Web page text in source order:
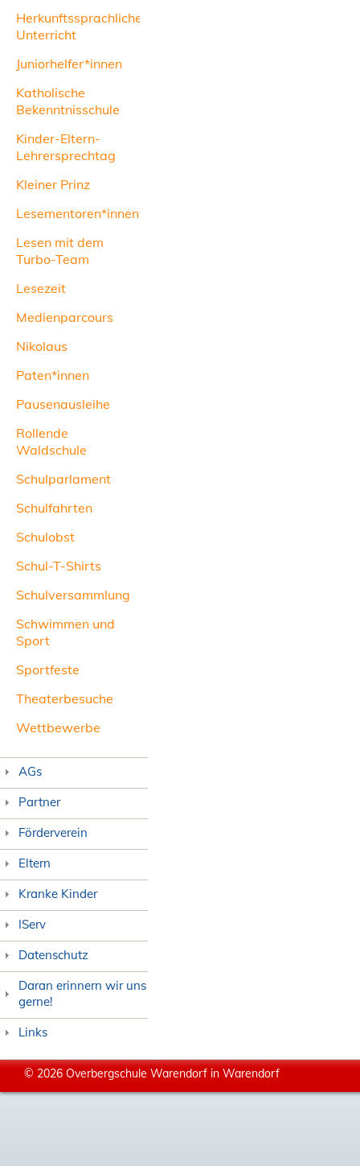
Herkunftssprachlicher
Unterricht
Juniorhelfer*innen
Katholische
Bekenntnisschule
Kinder-Eltern-
Lehrersprechtag
Kleiner Prinz
Lesementoren*innen
Lesen mit dem
Turbo-Team
Lesezeit
Medienparcours
Nikolaus
Paten*innen
Pausenausleihe
Rollende
Waldschule
Schulparlament
Schulfahrten
Schulobst
Schul-T-Shirts
Schulversammlung
Schwimmen und
Sport
Sportfeste
Theaterbesuche
Wettbewerbe
AGs
Partner
Förderverein
Eltern
Kranke Kinder
IServ
Datenschutz
Daran erinnern wir uns
gerne!
Links
© 2026 Overbergschule Warendorf in Warendorf